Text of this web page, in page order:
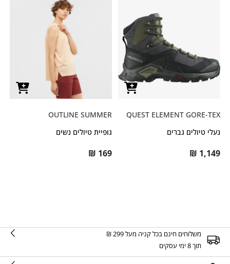
QUEST ELEMENT GORE-TEX
נעלי טיולים גברים
₪ 1,149
OUTLINE SUMMER
גופיית טיולים נשים
₪ 169
משלוחים חינם בכל קניה מעל 299 ₪
תוך 8 ימי עסקים